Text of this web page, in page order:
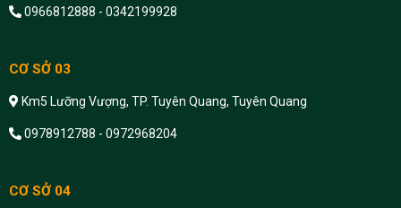
0966812888 - 0342199928
CƠ SỞ 03
Km5 Lưỡng Vượng, TP. Tuyên Quang, Tuyên Quang
0978912788 - 0972968204
CƠ SỞ 04